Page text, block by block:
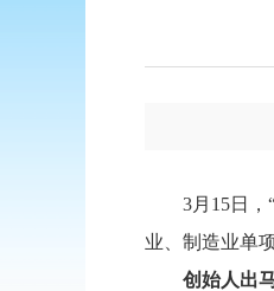
3月15日
业、制造业单
创始人出